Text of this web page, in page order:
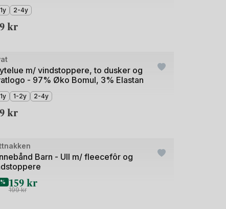
2-4y
kr
m/ vindstoppere, to dusker og
- 97% Øko Bomul, 3% Elastan
1-2y 2-4y
kr
Barn - Ull m/ fleecefôr og
159kr
199kr